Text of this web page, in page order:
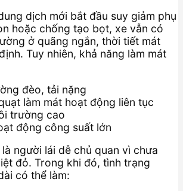
dịch mới bắt đầu suy giảm phụ
hoặc chống tạo bọt, xe vẫn có
ở quãng ngắn, thời tiết mát
Tuy nhiên, khả năng làm mát
đèo, tải nặng
làm mát hoạt động liên tục
trường cao
động công suất lớn
người lái dễ chủ quan vì chưa
đỏ. Trong khi đó, tình trạng
có thể làm: